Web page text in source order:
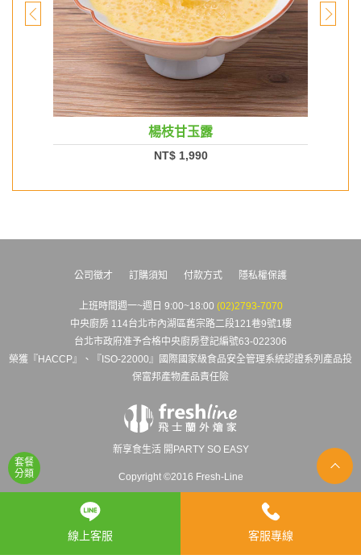
套餐
分類
楊枝甘玉露
NT$ 1,990
公司徵才 訂購須知 付款方式 隱私權保護
上班時間週一~週日 9:00~18:00 (02)2793-7070
中央廚房 114台北市內湖區舊宗路二段121巷9號1樓
台北市政府准予合格中央廚房登記編號63-022306
榮獲『HACCP』、『ISO-22000』國際國家級食品安全管理系統認證系列產品投
保富邦產物產品責任險
新享食生活 開PARTY SO EASY
Copyright ©2016 Fresh-Line
線上客服 客服專線